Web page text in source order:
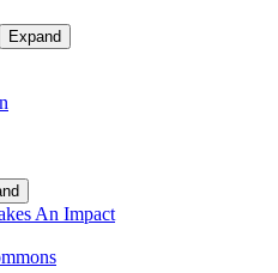
Expand
An Impact